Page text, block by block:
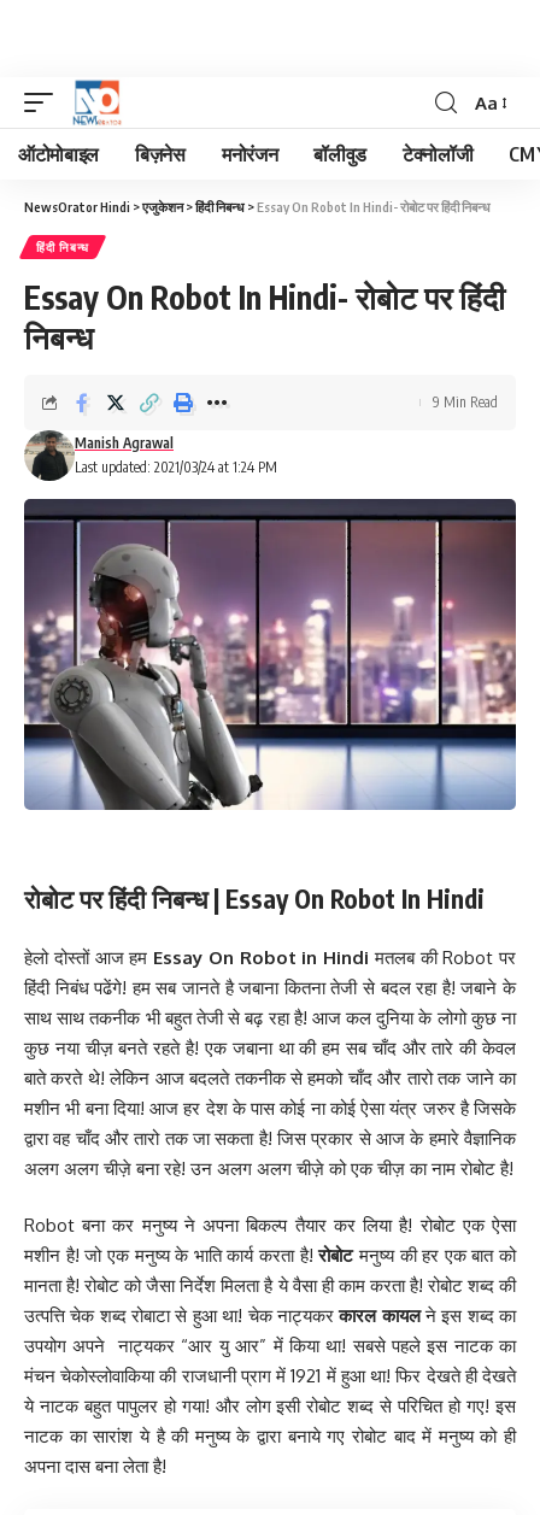
Font
Resizer
Aa
ऑटोमोबाइल बिज़नेस मनोरंजन बॉलीवुड टेक्नोलॉजी CM
NewsOrator Hindi >एजुकेशन>हिंदी निबन्ध >Essay On Robot In Hindi- रोबोट पर हिंदी निबन्ध
हिंदी निबन्ध
Essay On Robot In Hindi- रोबोट पर हिंदी
निबन्ध
Last updated: 2021/03/24 at 1:24 PM
Manish Agrawal
9 Min Read
रोबोट पर हिंदी निबन्ध | Essay On Robot In Hindi
हेलो दोस्तों आज हम Essay On Robot in Hindi मतलब की Robot पर
हिंदी निबंध पढेंगे! हम सब जानते है जबाना कितना तेजी से बदल रहा है! जबाने के
साथ साथ तकनीक भी बहुत तेजी से बढ़ रहा है! आज कल दुनिया के लोगो कुछ ना
कुछ नया चीज़ बनते रहते है! एक जबाना था की हम सब चाँद और तारे की केवल
बाते करते थे! लेकिन आज बदलते तकनीक से हमको चाँद और तारो तक जाने का
मशीन भी बना दिया! आज हर देश के पास कोई ना कोई ऐसा यंत्र जरुर है जिसके
द्वारा वह चाँद और तारो तक जा सकता है! जिस प्रकार से आज के हमारे वैज्ञानिक
अलग अलग चीज़े बना रहे! उन अलग अलग चीज़े को एक चीज़ का नाम रोबोट है!
Robot बना कर मनुष्य ने अपना बिकल्प तैयार कर लिया है! रोबोट एक ऐसा
मशीन है! जो एक मनुष्य के भाति कार्य करता है!रोबोटमनुष्य की हर एक बात को
मानता है! रोबोट को जैसा निर्देश मिलता है ये वैसा ही काम करता है! रोबोट शब्द की
उत्पत्ति चेक शब्द रोबाटा से हुआ था! चेक नाट्यकरकारल कायलने इस शब्द का
उपयोग अपने नाट्यकर “आर यु आर” में किया था! सबसे पहले इस नाटक का
मंचनचेकोस्लोवाकियाकी राजधानी प्राग में 1921 में हुआ था! फिर देखते ही देखते
ये नाटक बहुत पापुलर हो गया! और लोग इसी रोबोट शब्द से परिचित हो गए! इस
नाटक का सारांश ये है की मनुष्य के द्वारा बनाये गए रोबोट बाद में मनुष्य को ही
अपना दास बना लेता है!